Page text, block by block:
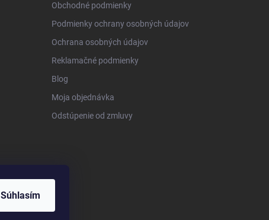
Súhlasím
Obchodné podmienky
Podmienky ochrany osobných údajov
Ochrana osobných údajov
Reklamačné podmienky
Blog
Moja objednávka
Odstúpenie od zmluvy